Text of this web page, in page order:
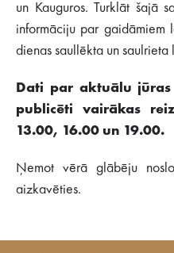
un Kauguros. Turklāt šajā
informāciju par gaidāmiem
dienas saullēkta un saulrieta
Dati par aktuālu
publicēti vairākas
13.00, 16.00 un 19.00.
Ņemot vērā glābēju
aizkavēties.